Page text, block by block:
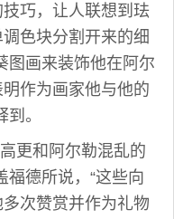
巧，让人联想到珐
色块分割开来的细
图画来装饰他在阿尔
作为画家他与他的
。
更和阿尔勒混乱的
福德所说，“这些向
次赞赏并作为礼物